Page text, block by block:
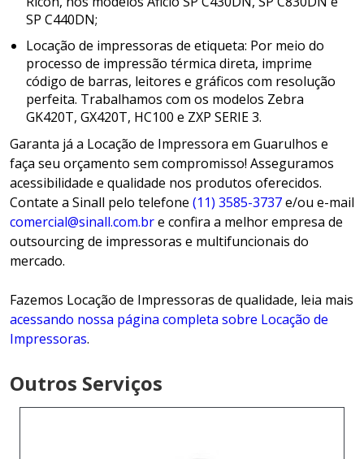
SP C440DN;
Locação de impressoras de etiqueta: Por meio do
processo de impressão térmica direta, imprime
código de barras, leitores e gráficos com resolução
perfeita. Trabalhamos com os modelos Zebra
GK420T, GX420T, HC100 e ZXP SERIE 3.
Garanta já a Locação de Impressora em Guarulhos e
faça seu orçamento sem compromisso! Asseguramos
acessibilidade e qualidade nos produtos oferecidos.
Contate a Sinall pelo telefone (11) 3585-3737e/ou e-mail
comercial@sinall.com.bre confira a melhor empresa de
outsourcing de impressoras e multifuncionais do
mercado.
Fazemos Locação de Impressoras de qualidade, leia mais
acessando nossa página completa sobre Locação de
Impressoras.
Outros Serviços